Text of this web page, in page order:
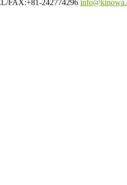
FAX:+81-242774296